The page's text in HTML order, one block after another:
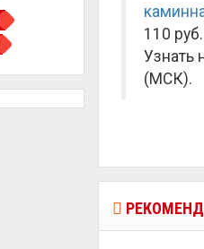
110 руб.
Узнать
(МСК).